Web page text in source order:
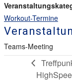
Workout-Termine
Teams-Meeting